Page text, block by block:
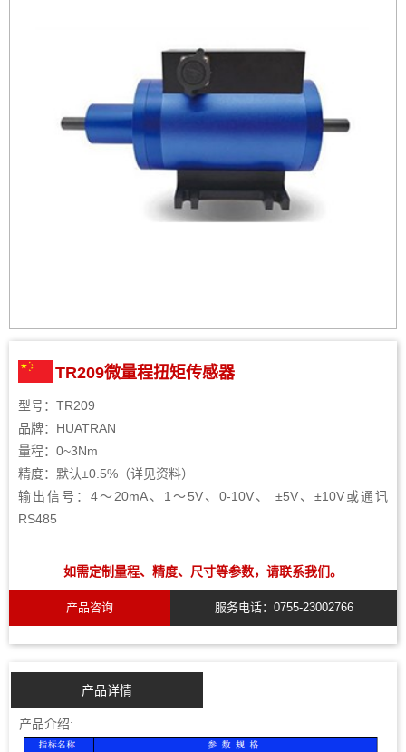
TR209微量程扭矩传感器
型号：TR209
品牌：HUATRAN
量程：0~3Nm
精度：默认±0.5%（详见资料）
输出信号：4～20mA、1～5V、0-10V、 ±5V、±10V或通讯
RS485
如需定制量程、精度、尺寸等参数，请联系我们。
产品咨询 服务电话：0755-23002766
产品详情
产品介绍: